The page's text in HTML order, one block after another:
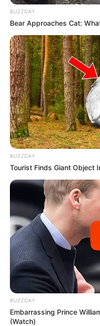
BUZZDAY
Bear Approaches Cat:
BUZZDAY
Tourist Finds Giant Object
BUZZDAY
Embarrassing Prince
(Watch)